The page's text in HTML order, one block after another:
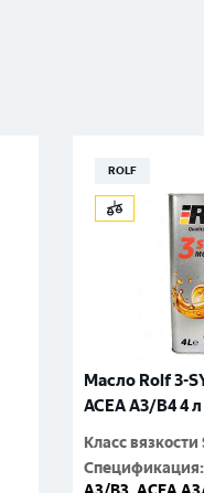
ROLF
Масло Rolf 3-
ACEA A3/B4 4
Класс вязкости
Спецификация: